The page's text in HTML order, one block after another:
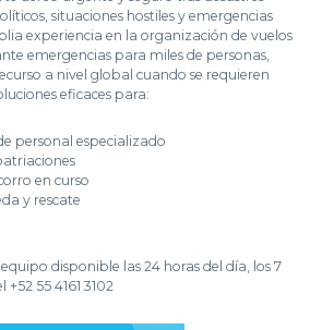
situaciones hostiles y emergencias
experiencia en la organización de vuelos
emergencias para miles de personas,
a nivel global cuando se requieren
eficaces para:
personal especializado
en curso
y rescate
disponible las 24 horas del día, los 7
55 4161 3102